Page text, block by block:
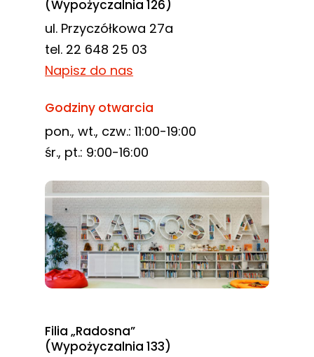
(Wypożyczalnia 126)
ul. Przyczółkowa 27a
tel. 22 648 25 03
Napisz do nas
Godziny otwarcia
pon., wt., czw.: 11:00-19:00
śr., pt.: 9:00-16:00
Filia „Radosna”
(Wypożyczalnia 133)